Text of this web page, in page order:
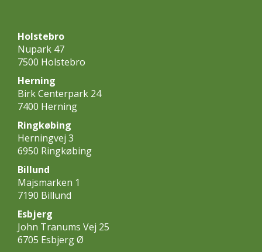
Holstebro
Nupark 47
7500 Holstebro
Herning
Birk Centerpark 24
7400 Herning
Ringkøbing
Herningvej 3
6950 Ringkøbing
Billund
Majsmarken 1
7190 Billund
Esbjerg
John Tranums Vej 25
6705 Esbjerg Ø